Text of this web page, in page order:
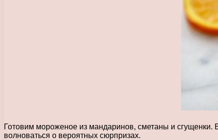
Готовим мороженое из мандаринов, сметаны и сгущенки.
волноваться о вероятных сюрпризах.